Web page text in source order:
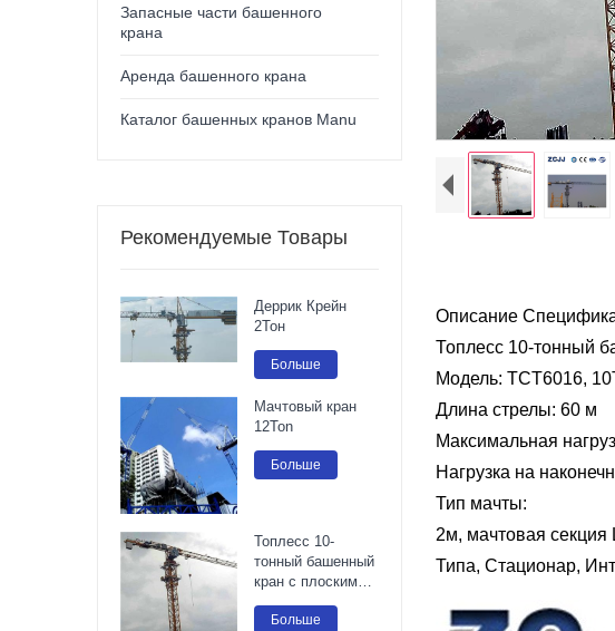
Описание
Топлесс 10-тонный
Модель: TCT6016,
Длина стрелы: 60 м
Максимальная
Нагрузка на
Тип мачты:
2м, мачтовая секция
Типа, Стационар,
Запасные части башенного
крана
Аренда башенного крана
Каталог башенных кранов Manu
Рекомендуемые Товары
Деррик Крейн
2Тон
Больше
Мачтовый кран
12Ton
Больше
Топлесс 10-
тонный башенный
кран с плоским
верхом
Больше